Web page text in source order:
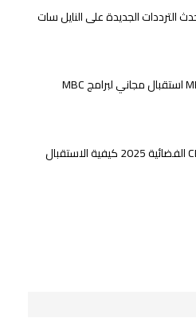
الترددات الجديدة على النايل سات
تردد قناة CBC الفضائية 2025 كيفية الاستقبال